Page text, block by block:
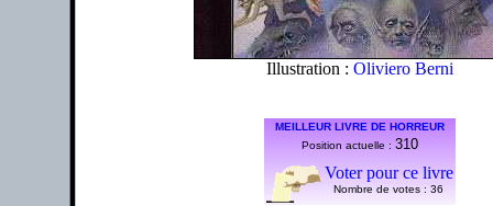
Illustration : Oliviero Berni
MEILLEUR LIVRE DE HORREUR
Position actuelle : 310
Voter pour ce livre
Nombre de votes : 36